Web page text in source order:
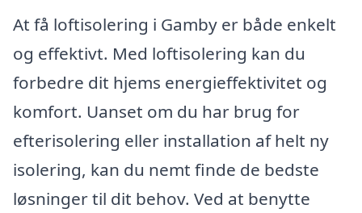
At få loftisolering i Gamby er både enkelt
og effektivt. Med loftisolering kan du
forbedre dit hjems energieffektivitet og
komfort. Uanset om du har brug for
efterisolering eller installation af helt ny
isolering, kan du nemt finde de bedste
løsninger til dit behov. Ved at benytte